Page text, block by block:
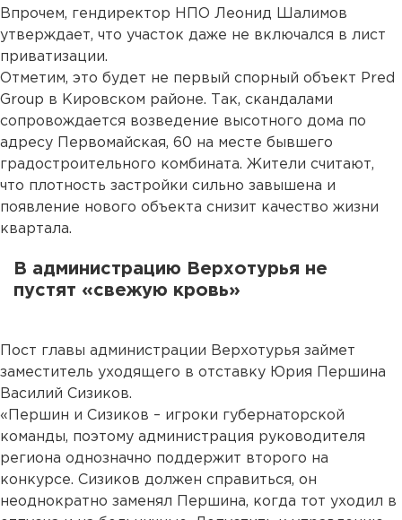
Впрочем, гендиректор НПО Леонид Шалимов
утверждает, что участок даже не включался в лист
приватизации.
Отметим, это будет не первый спорный объект Pred
Group в Кировском районе. Так, скандалами
сопровождается возведение высотного дома по
адресу Первомайская, 60 на месте бывшего
градостроительного комбината. Жители считают,
что плотность застройки сильно завышена и
появление нового объекта снизит качество жизни
квартала.
В администрацию Верхотурья не
пустят «свежую кровь»
Пост главы администрации Верхотурья займет
заместитель уходящего в отставку Юрия Першина
Василий Сизиков.
«Першин и Сизиков – игроки губернаторской
команды, поэтому администрация руководителя
региона однозначно поддержит второго на
конкурсе. Сизиков должен справиться, он
неоднократно заменял Першина, когда тот уходил в